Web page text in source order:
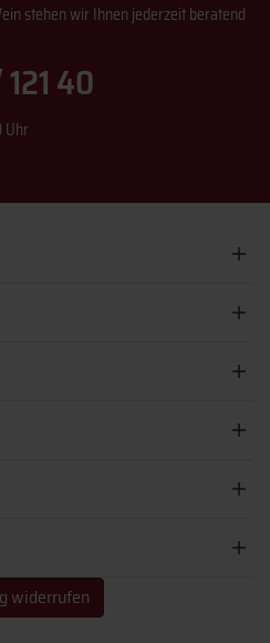
stehen wir Ihnen jederzeit beratend
40
Uhr
widerrufen